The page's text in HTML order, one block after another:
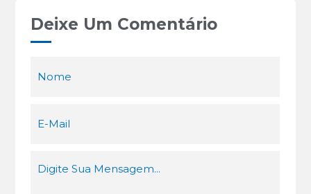
Deixe Um Comentário